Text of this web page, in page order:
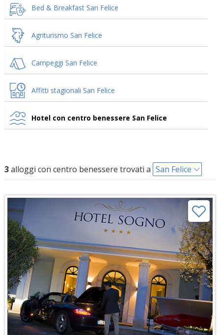
Bed & Breakfast San Felice
Agriturismo San Felice
Campeggi San Felice
Affitti stagionali San Felice
Hotel con centro benessere San Felice
3alloggi con centro benessere trovati a San Felice